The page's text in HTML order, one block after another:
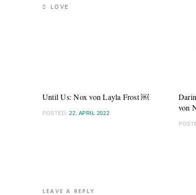
LOVE
Until Us: Nox von Layla Frost ￼
POSTED:22. APRIL 2022
von
LEAVE A REPLY